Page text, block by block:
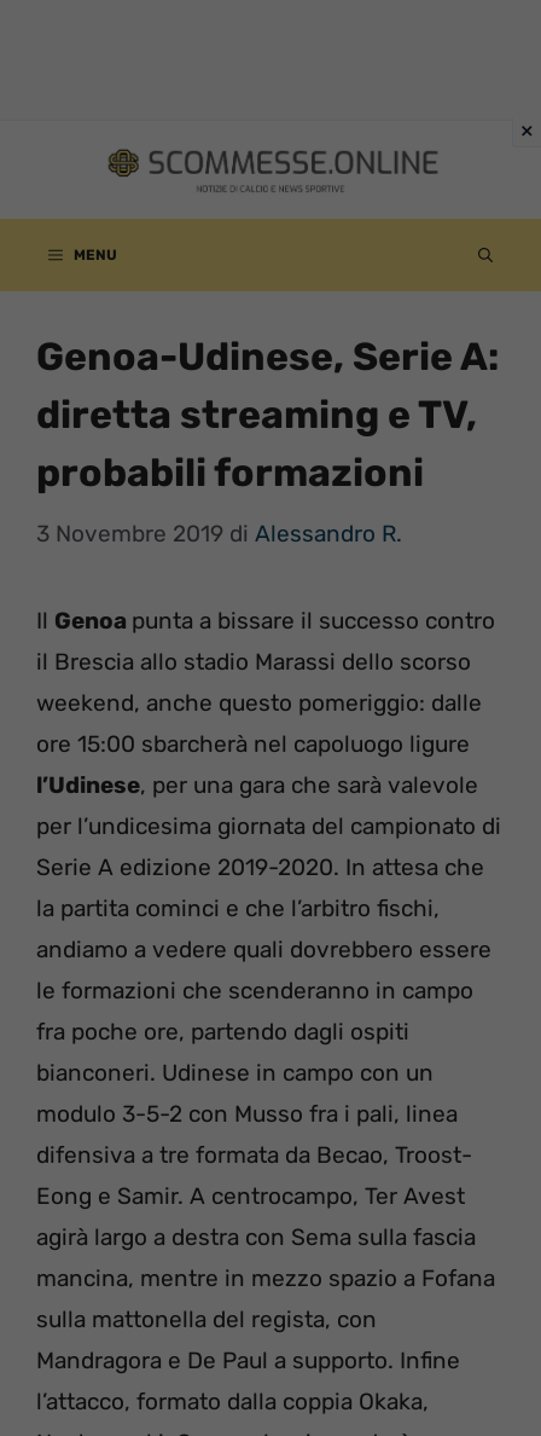
contenuto
MENU
Genoa-Udinese, Serie A:
diretta streaming e TV,
probabili formazioni
3 Novembre 2019 di Alessandro R.
Il Genoa punta a bissare il successo contro
il Brescia allo stadio Marassi dello scorso
weekend, anche questo pomeriggio: dalle
ore 15:00 sbarcherà nel capoluogo ligure
l’Udinese, per una gara che sarà valevole
per l’undicesima giornata del campionato di
Serie A edizione 2019-2020. In attesa che
la partita cominci e che l’arbitro fischi,
andiamo a vedere quali dovrebbero essere
le formazioni che scenderanno in campo
fra poche ore, partendo dagli ospiti
bianconeri. Udinese in campo con un
modulo 3-5-2 con Musso fra i pali, linea
difensiva a tre formata da Becao, Troost-
Eong e Samir. A centrocampo, Ter Avest
agirà largo a destra con Sema sulla fascia
mancina, mentre in mezzo spazio a Fofana
sulla mattonella del regista, con
Mandragora e De Paul a supporto. Infine
l’attacco, formato dalla coppia Okaka,